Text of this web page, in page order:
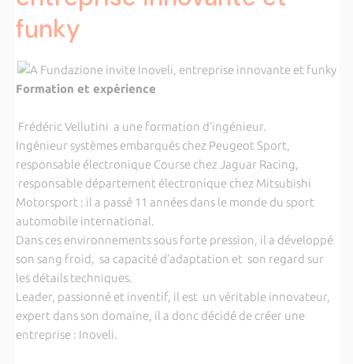
funky
Formation et expérience
Frédéric Vellutini a une formation d’ingénieur.
Ingénieur systèmes embarqués chez Peugeot Sport,
responsable électronique Course chez Jaguar Racing,
responsable département électronique chez Mitsubishi
Motorsport : il a passé 11 années dans le monde du sport
automobile international.
Dans ces environnements sous forte pression, il a développé
son sang froid, sa capacité d’adaptation et son regard sur
les détails techniques.
Leader, passionné et inventif, il est un véritable innovateur,
expert dans son domaine, il a donc décidé de créer une
entreprise : Inoveli.